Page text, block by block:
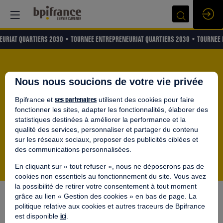
Bienvenue dans l'espace
digital de networking
Ici, vous pouvez rencontrer d'autres participants en petits
groupes dans des salles digitales - via messages, échanges
audio ou vidéo.
Nos salles de
QUARTIERS 2030 • TOURNEE ENTREPRENEURIAT QUARTIERS 2030 •
Nous nous soucions de votre vie privée
Bpifrance et ses partenaires utilisent des cookies pour faire
fonctionner les sites, adapter les fonctionnalités, élaborer des
statistiques destinées à améliorer la performance et la
qualité des services, personnaliser et partager du contenu
sur les réseaux sociaux, proposer des publicités ciblées et
des communications personnalisées.
En cliquant sur « tout refuser », nous ne déposerons pas de
cookies non essentiels au fonctionnement du site. Vous avez
la possibilité de retirer votre consentement à tout moment
grâce au lien « Gestion des cookies » en bas de page. La
politique relative aux cookies et autres traceurs de Bpifrance
est disponible ici.